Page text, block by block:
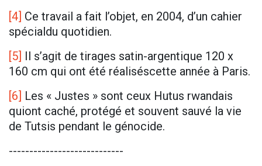
[4] Ce travail a fait l’objet, en 2004, d’un cahier
spécialdu quotidien.
[5] Il s’agit de tirages satin-argentique 120 x
160 cm qui ont été réaliséscette année à Paris.
[6] Les « Justes » sont ceux Hutus rwandais
quiont caché, protégé et souvent sauvé la vie
de Tutsis pendant le génocide.
----------------------------